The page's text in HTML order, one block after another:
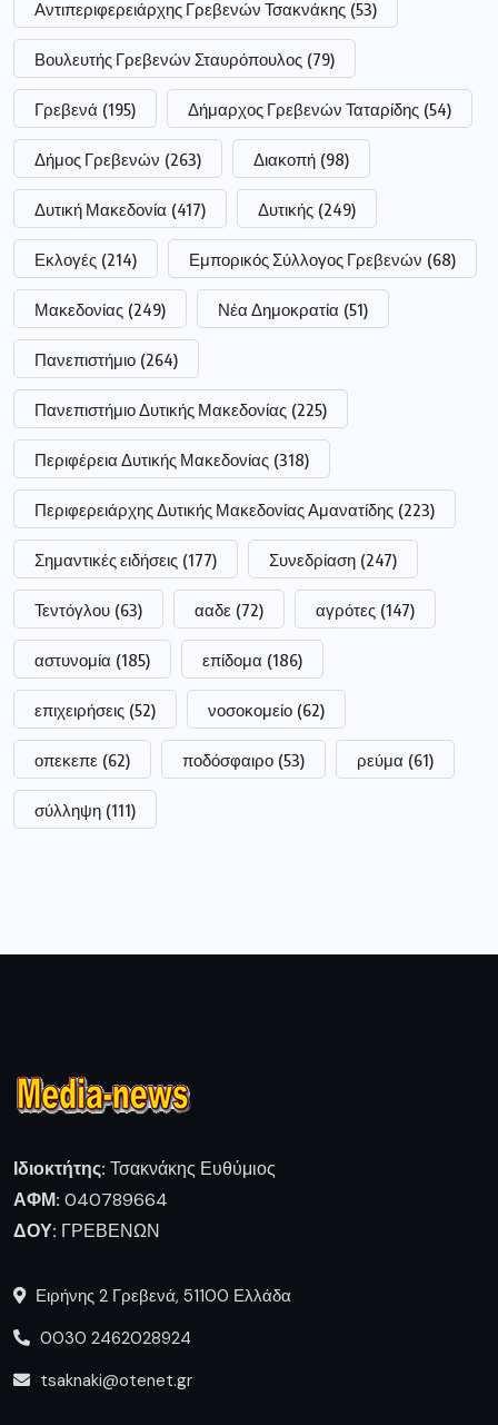
Αντιπεριφερειάρχης Γρεβενών Τσακνάκης (53)
Βουλευτής Γρεβενών Σταυρόπουλος (79)
Γρεβενά (195) Δήμαρχος Γρεβενών Ταταρίδης (54)
Δήμος Γρεβενών (263) Διακοπή (98)
Δυτική Μακεδονία (417) Δυτικής (249)
Εκλογές (214) Εμπορικός Σύλλογος Γρεβενών (68)
Μακεδονίας (249) Νέα Δημοκρατία (51)
Πανεπιστήμιο (264)
Πανεπιστήμιο Δυτικής Μακεδονίας (225)
Περιφέρεια Δυτικής Μακεδονίας (318)
Περιφερειάρχης Δυτικής Μακεδονίας Αμανατίδης (223)
Σημαντικές ειδήσεις (177) Συνεδρίαση (247)
Τεντόγλου (63) ααδε (72) αγρότες (147)
αστυνομία (185) επίδομα (186)
επιχειρήσεις (52) νοσοκομείο (62)
οπεκεπε (62) ποδόσφαιρο (53) ρεύμα (61)
σύλληψη (111)
Ιδιοκτήτης: Τσακνάκης Ευθύμιος
ΑΦΜ: 040789664
ΔΟΥ: ΓΡΕΒΕΝΩΝ
Ειρήνης 2 Γρεβενά, 51100 Ελλάδα
0030 2462028924
tsaknaki@otenet.gr